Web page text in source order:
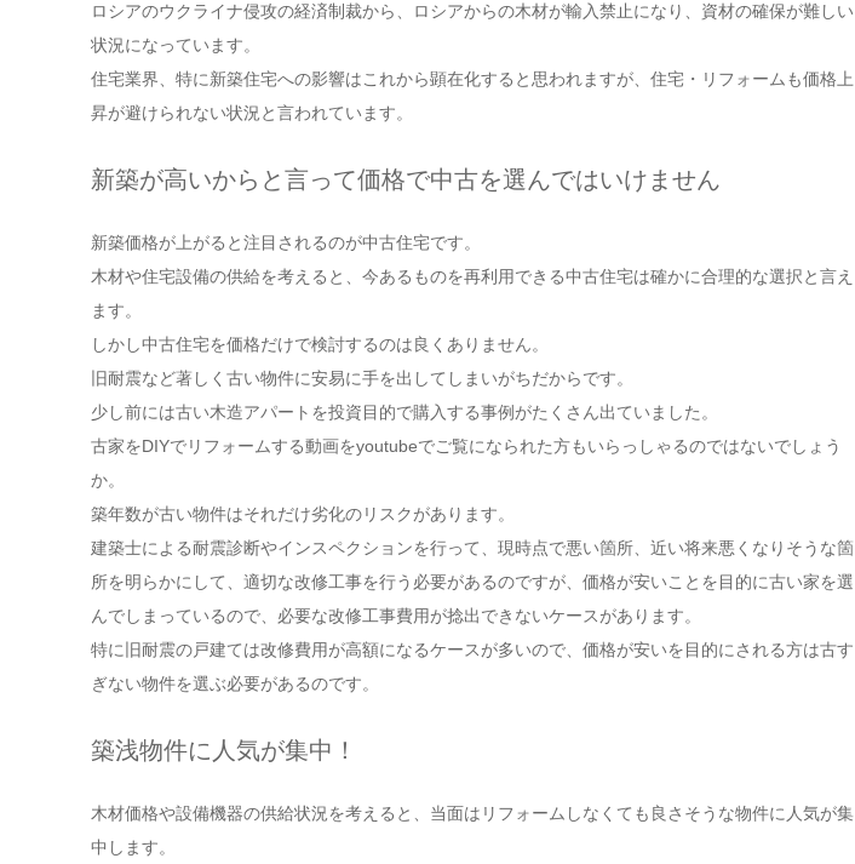
ロシアのウクライナ侵攻の経済制裁から、ロシアからの木材が輸入禁止になり、資材の確保が難しい
状況になっています。
住宅業界、特に新築住宅への影響はこれから顕在化すると思われますが、住宅・リフォームも価格上
昇が避けられない状況と言われています。
新築が高いからと言って価格で中古を選んではいけません
新築価格が上がると注目されるのが中古住宅です。
木材や住宅設備の供給を考えると、今あるものを再利用できる中古住宅は確かに合理的な選択と言え
ます。
しかし中古住宅を価格だけで検討するのは良くありません。
旧耐震など著しく古い物件に安易に手を出してしまいがちだからです。
少し前には古い木造アパートを投資目的で購入する事例がたくさん出ていました。
古家をDIYでリフォームする動画をyoutubeでご覧になられた方もいらっしゃるのではないでしょう
か。
築年数が古い物件はそれだけ劣化のリスクがあります。
建築士による耐震診断やインスペクションを行って、現時点で悪い箇所、近い将来悪くなりそうな箇
所を明らかにして、適切な改修工事を行う必要があるのですが、価格が安いことを目的に古い家を選
んでしまっているので、必要な改修工事費用が捻出できないケースがあります。
特に旧耐震の戸建ては改修費用が高額になるケースが多いので、価格が安いを目的にされる方は古す
ぎない物件を選ぶ必要があるのです。
築浅物件に人気が集中！
木材価格や設備機器の供給状況を考えると、当面はリフォームしなくても良さそうな物件に人気が集
中します。